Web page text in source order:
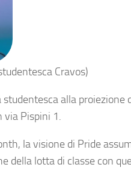
Cravos)
alla
via Pispini 1.
la visione di Pride
lotta di classe con